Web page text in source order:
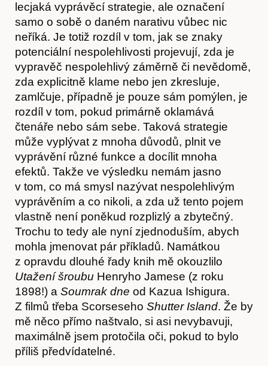
Obchod
Kontakt
lecjaká vyprávěcí strategie, ale označení
samo o sobě o daném narativu vůbec nic
neříká. Je totiž rozdíl v tom, jak se znaky
potenciální nespolehlivosti projevují, zda je
vypravěč nespolehlivý záměrně či nevědomě,
zda explicitně klame nebo jen zkresluje,
zamlčuje, případně je pouze sám pomýlen, je
rozdíl v tom, pokud primárně oklamává
čtenáře nebo sám sebe. Taková strategie
může vyplývat z mnoha důvodů, plnit ve
vyprávění různé funkce a docílit mnoha
efektů. Takže ve výsledku nemám jasno
v tom, co má smysl nazývat nespolehlivým
vyprávěním a co nikoli, a zda už tento pojem
vlastně není poněkud rozplizlý a zbytečný.
Trochu to tedy ale nyní zjednoduším, abych
mohla jmenovat pár příkladů. Namátkou
z opravdu dlouhé řady knih mě okouzlilo
Utažení šroubu Henryho Jamese (z roku
1898!) a Soumrak dne od Kazua Ishigura.
Z filmů třeba Scorseseho Shutter Island. Že by
mě něco přímo naštvalo, si asi nevybavuji,
maximálně jsem protočila oči, pokud to bylo
příliš předvídatelné.